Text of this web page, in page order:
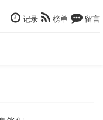
记录 榜单 留言